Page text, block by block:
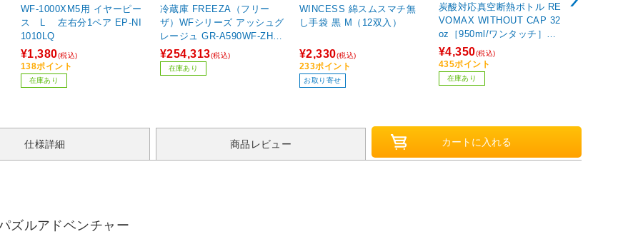
WF-1000XM5用 イヤーピー
ス L 左右分1ペア EP-NI
1010LQ
¥1,380(税込)
138ポイント
在庫あり
冷蔵庫 FREEZA（フリー
ザ）WFシリーズ アッシュグ
レージュ GR-A590WF-ZH
［幅68.5cm /586L /6ドア /
観音開きタイプ /2026年］
【基本設置料金セット】
¥254,313(税込)
在庫あり
WINCESS 綿スムスマチ無
し手袋 黒 M（12双入）
¥2,330(税込)
233ポイント
お取り寄せ
炭酸対応真空断熱ボトル RE
VOMAX WITHOUT CAP 32
oz［950ml/ワンタッチ］
【水筒本体のみ・キャップ
別売】 REVOMAX サンドベ
ージュ DWF-32755B-JP-CL
［炭酸対応］ 【864】
¥4,350(税込)
435ポイント
在庫あり
仕様詳細 商品レビュー
ズルアドベンチャー